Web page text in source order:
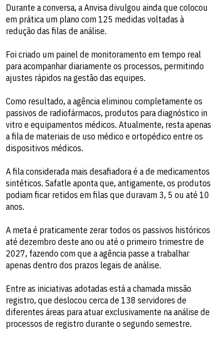
Durante a conversa, a Anvisa divulgou ainda que colocou
em prática um plano com 125 medidas voltadas à
redução das filas de análise.
Foi criado um painel de monitoramento em tempo real
para acompanhar diariamente os processos, permitindo
ajustes rápidos na gestão das equipes.
Como resultado, a agência eliminou completamente os
passivos de radiofármacos, produtos para diagnóstico in
vitro e equipamentos médicos. Atualmente, resta apenas
a fila de materiais de uso médico e ortopédico entre os
dispositivos médicos.
A fila considerada mais desafiadora é a de medicamentos
sintéticos. Safatle aponta que, antigamente, os produtos
podiam ficar retidos em filas que duravam 3, 5 ou até 10
anos.
A meta é praticamente zerar todos os passivos históricos
até dezembro deste ano ou até o primeiro trimestre de
2027, fazendo com que a agência passe a trabalhar
apenas dentro dos prazos legais de análise.
Entre as iniciativas adotadas está a chamada missão
registro, que deslocou cerca de 138 servidores de
diferentes áreas para atuar exclusivamente na análise de
processos de registro durante o segundo semestre.